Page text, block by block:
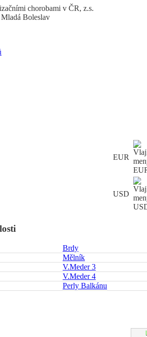
chorobami v ČR, z.s.
Boleslav
EUR
USD
Brdy
Mělník
V.Meder 3
V.Meder 4
Perly Balkánu